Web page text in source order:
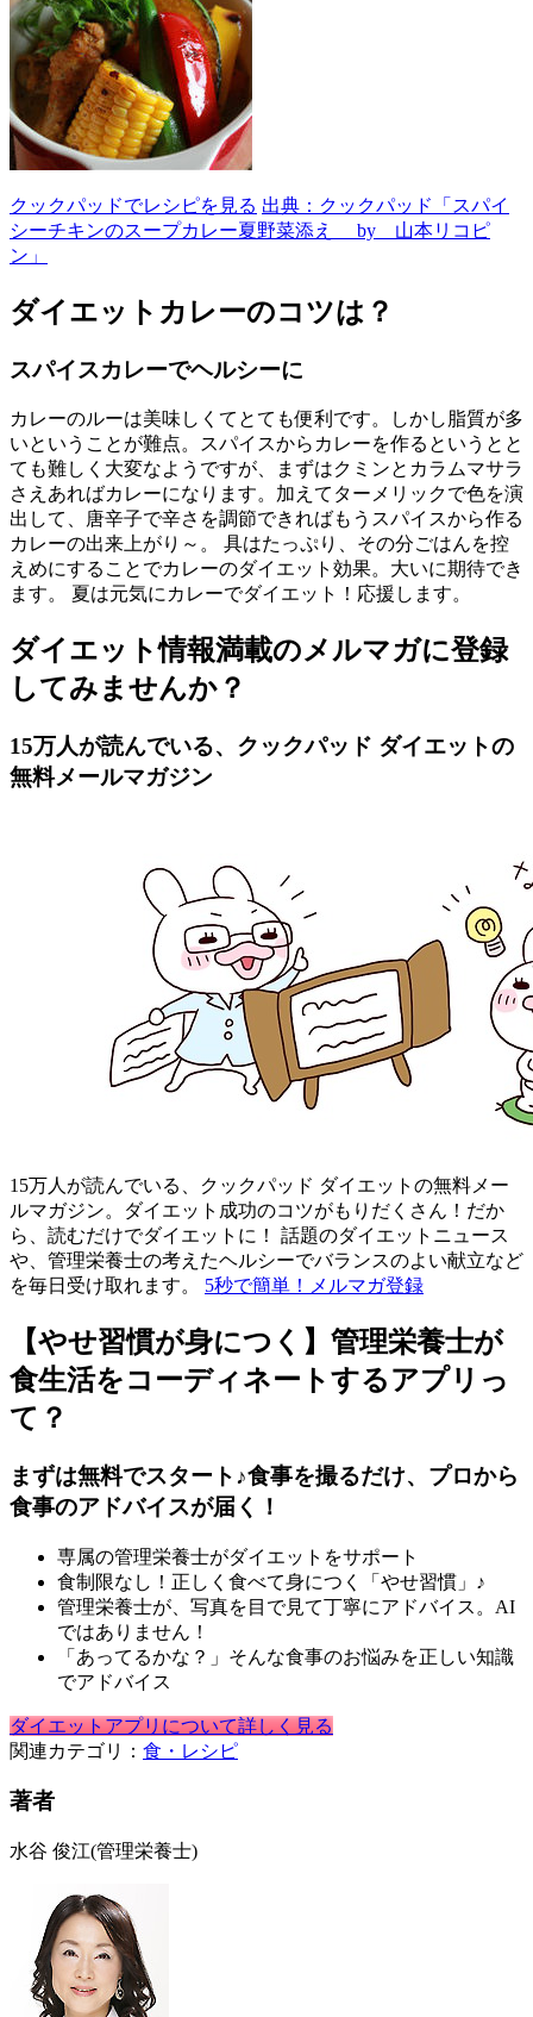
クックパッドでレシピを見る 出典：クックパッド「スパイ
シーチキンのスープカレー夏野菜添え by 山本リコピ
ン」
ダイエットカレーのコツは？
スパイスカレーでヘルシーに
カレーのルーは美味しくてとても便利です。しかし脂質が多
いということが難点。スパイスからカレーを作るというとと
ても難しく大変なようですが、まずはクミンとカラムマサラ
さえあればカレーになります。加えてターメリックで色を演
出して、唐辛子で辛さを調節できればもうスパイスから作る
カレーの出来上がり～。 具はたっぷり、その分ごはんを控
えめにすることでカレーのダイエット効果。大いに期待でき
ます。 夏は元気にカレーでダイエット！応援します。
ダイエット情報満載のメルマガに登録
してみませんか？
15万人が読んでいる、クックパッド ダイエットの
無料メールマガジン
15万人が読んでいる、クックパッド ダイエットの無料メー
ルマガジン。ダイエット成功のコツがもりだくさん！だか
ら、読むだけでダイエットに！ 話題のダイエットニュース
や、管理栄養士の考えたヘルシーでバランスのよい献立など
を毎日受け取れます。 5秒で簡単！メルマガ登録
【やせ習慣が身につく】管理栄養士が
食生活をコーディネートするアプリっ
て？
まずは無料でスタート♪食事を撮るだけ、プロから
食事のアドバイスが届く！
専属の管理栄養士がダイエットをサポート
食制限なし！正しく食べて身につく「やせ習慣」♪
管理栄養士が、写真を目で見て丁寧にアドバイス。AI
ではありません！
「あってるかな？」そんな食事のお悩みを正しい知識
でアドバイス
ダイエットアプリについて詳しく見る
関連カテゴリ： 食・レシピ
著者
水谷 俊江(管理栄養士)